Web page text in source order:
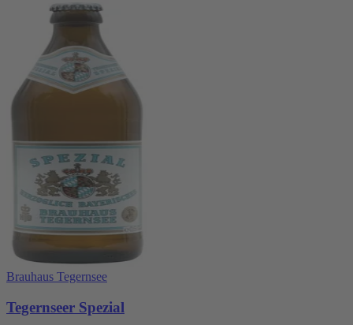
Brauhaus Tegernsee
Tegernseer Spezial